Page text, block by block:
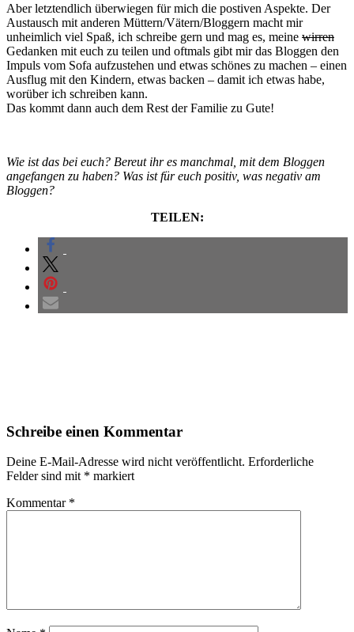
Aber letztendlich überwiegen für mich die postiven Aspekte. Der
Austausch mit anderen Müttern/Vätern/Bloggern macht mir
unheimlich viel Spaß, ich schreibe gern und mag es, meine wirren
Gedanken mit euch zu teilen und oftmals gibt mir das Bloggen den
Impuls vom Sofa aufzustehen und etwas schönes zu machen – einen
Ausflug mit den Kindern, etwas backen – damit ich etwas habe,
worüber ich schreiben kann.
Das kommt dann auch dem Rest der Familie zu Gute!
Wie ist das bei euch? Bereut ihr es manchmal, mit dem Bloggen
angefangen zu haben? Was ist für euch positiv, was negativ am
Bloggen?
TEILEN:
Interaktionen
Schreibe einen Kommentar
Deine E-Mail-Adresse wird nicht veröffentlicht. Erforderliche
Felder sind mit * markiert
Kommentar *